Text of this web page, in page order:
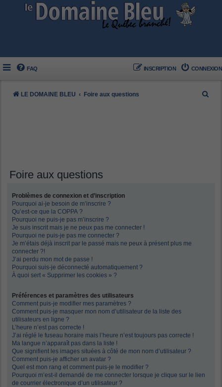
FAQ CONNEXION
INSCRIPTION
LE DOMAINE BLEU Foire aux questions
Foire aux questions
Problèmes de connexion et d’inscription
Pourquoi ai-je besoin de m’inscrire ?
Qu’est-ce que la COPPA ?
Pourquoi ne puis-je pas m’inscrire ?
Je suis inscrit mais je ne peux pas me connecter !
Pourquoi ne puis-je pas me connecter ?
Je m’étais déjà inscrit par le passé mais ne peux à présent plus me
connecter ?!
J’ai perdu mon mot de passe !
Pourquoi suis-je déconnecté automatiquement ?
À quoi sert « Supprimer les cookies » ?
Préférences et paramètres des utilisateurs
Comment puis-je modifier mes paramètres ?
Comment puis-je masquer mon nom d’utilisateur de la liste des
utilisateurs en ligne ?
L’heure n’est pas correcte !
J’ai réglé le fuseau horaire mais l’heure n’est toujours pas correcte !
Ma langue n’apparaît pas dans la liste !
Que signifient les images situées à côté de mon nom d’utilisateur ?
Comment puis-je afficher un avatar ?
Quel est mon rang et comment puis-je le modifier ?
Pourquoi m’est-il demandé de me connecter lorsque je clique sur le lien
de courrier électronique d’un utilisateur ?